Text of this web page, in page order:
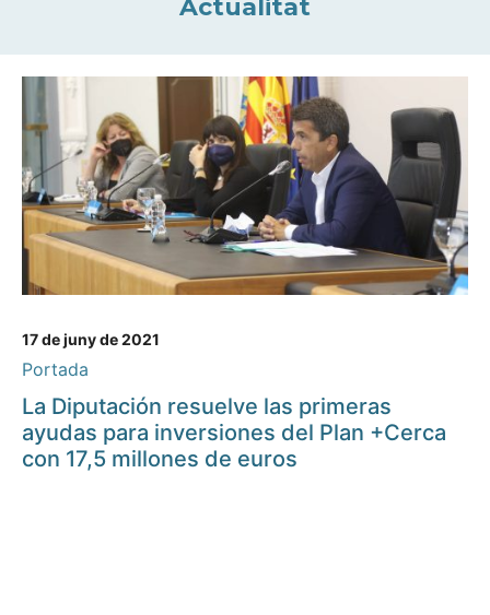
Actualitat
17 de juny de 2021
Portada
La Diputación resuelve las primeras
ayudas para inversiones del Plan +Cerca
con 17,5 millones de euros